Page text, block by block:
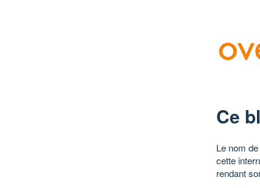
Ce
Le nom
cette
rendant